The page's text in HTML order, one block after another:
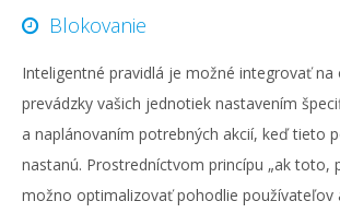
Blokovanie
Inteligentné pravidlá je možné integrovať na
prevádzky vašich jednotiek nastavením
a naplánovaním potrebných akcií, keď tieto
nastanú. Prostredníctvom princípu „ak toto,
možno optimalizovať pohodlie používateľov